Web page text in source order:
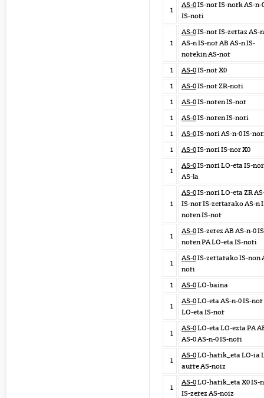
1
AS-0IS-nor IS-nork AS-n-
IS-nori
1
AS-0IS-nor IS-zertaz AS-
AS-n IS-nor AB AS-n IS-
norekin AS-nor
1
AS-0IS-nor X0
1
AS-0IS-nor ZR-nori
1
AS-0IS-noren IS-nor
1
AS-0IS-noren IS-nori
1
AS-0IS-nori AS-n-0 IS-
1
AS-0IS-nori IS-nor X0
1
AS-0IS-nori LO-eta IS-nor
AS-la
1
AS-0IS-nori LO-eta ZR
IS-nor IS-zertarako AS-n
noren IS-nor
1
AS-0IS-zerez AB AS-n-0
noren PA LO-eta IS-nori
1
AS-0IS-zertarako IS-non
nori
1
AS-0LO-baina
1
AS-0LO-eta AS-n-0 IS-nor
LO-eta IS-nor
1
AS-0LO-eta LO-ezta PA
AS-0 AS-n-0 IS-nori
1
AS-0LO-harik_eta LO-ia
aurre AS-noiz
1
AS-0LO-harik_eta X0 IS-
IS-zerez AS-noiz